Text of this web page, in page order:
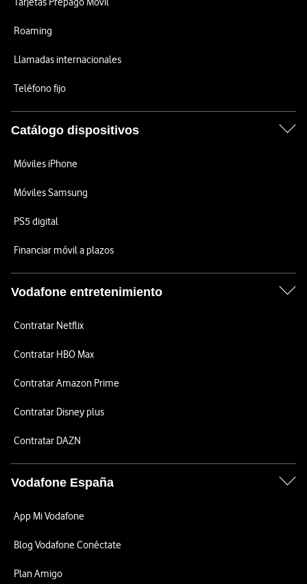
Roaming
Llamadas internacionales
Teléfono fijo
Catálogo dispositivos
Móviles iPhone
Móviles Samsung
PS5 digital
Financiar móvil a plazos
Vodafone entretenimiento
Contratar Netflix
Contratar HBO Max
Contratar Amazon Prime
Contratar Disney plus
Contratar DAZN
Vodafone España
App Mi Vodafone
Blog Vodafone Conéctate
Plan Amigo